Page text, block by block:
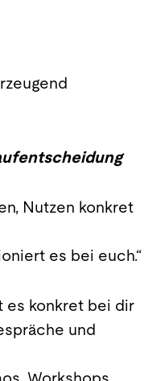
Nutzen konkret
es bei euch.“
es konkret bei dir
und